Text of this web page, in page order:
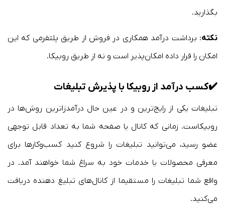
بگذارید.
نکته: برداشت درآمد همکاری در فروش از طریق پلتفرمی که این
امکان را قرار داده امکان‌پذیر است و نه از طریق روبیکا.
✔️کسب درآمد از روبیکا با پذیرش تبلیغات
تبلیغات یکی از رایج‌ترین و در عین حال درآمدزا‌ترین روش‌ها در
روبیکاست. زمانی که کانال یا صفحه شما به تعداد قابل توجهی
عضو رسید، می‌توانید تبلیغات را شروع کنید کسب‌وکارها برای
معرفی محصولات یا خدمات خود به سراغ شما خواهند آمد. در
واقع شما تبلیغات را مستقیما از کانال‌های تبلیغ دهنده دریافت
می‌کنید.